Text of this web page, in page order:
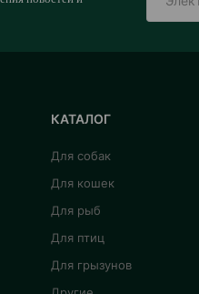
КАТАЛОГ
Для собак
Для кошек
Для рыб
Для птиц
Для грызунов